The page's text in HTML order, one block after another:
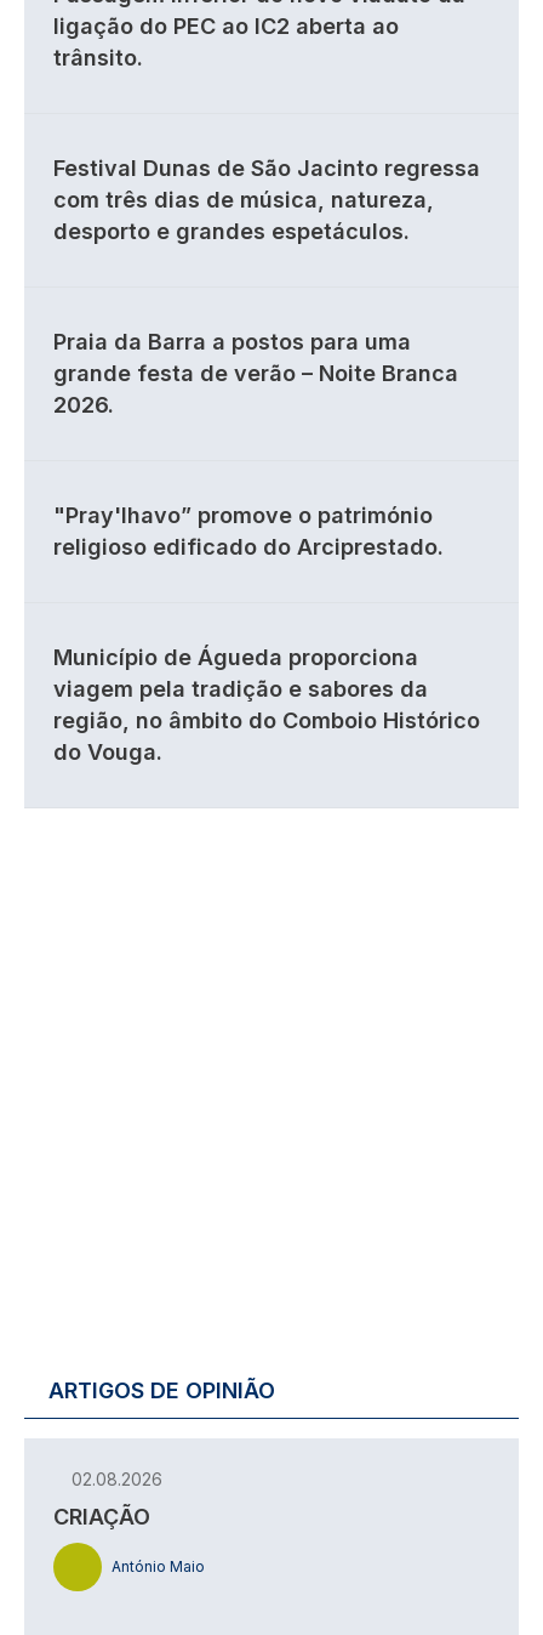
ligação do PEC ao IC2 aberta ao
trânsito.
Festival Dunas de São Jacinto regressa
com três dias de música, natureza,
desporto e grandes espetáculos.
Praia da Barra a postos para uma
grande festa de verão – Noite Branca
2026.
"Pray'lhavo” promove o património
religioso edificado do Arciprestado.
Município de Águeda proporciona
viagem pela tradição e sabores da
região, no âmbito do Comboio Histórico
do Vouga.
ARTIGOS DE OPINIÃO
02.08.2026
CRIAÇÃO
António Maio